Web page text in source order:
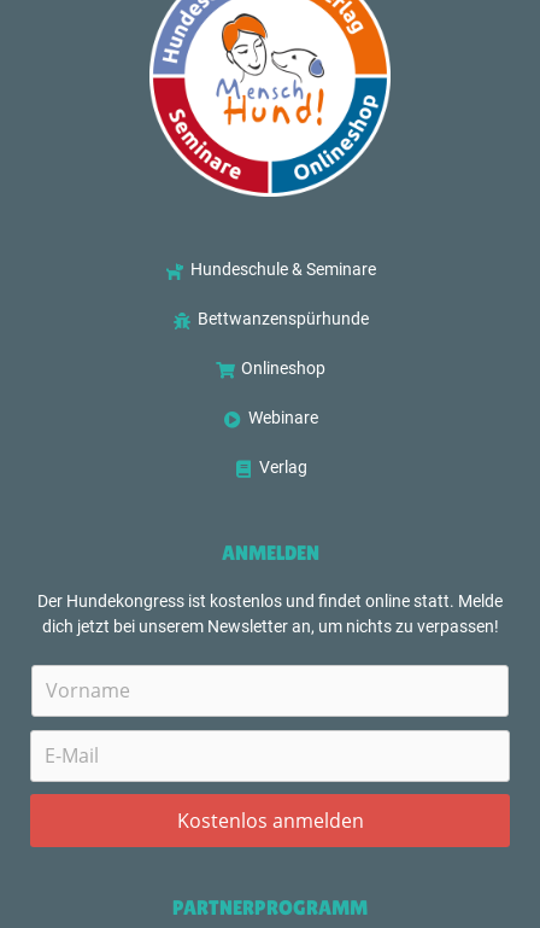
Hundeschule & Seminare
Bettwanzenspürhunde
Onlineshop
Webinare
Verlag
ANMELDEN
Der Hundekongress ist kostenlos und findet online statt. Melde
dich jetzt bei unserem Newsletter an, um nichts zu verpassen!
PARTNERPROGRAMM